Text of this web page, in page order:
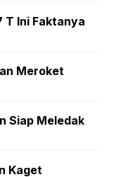
T Ini Faktanya
Meroket
Siap Meledak
Kaget